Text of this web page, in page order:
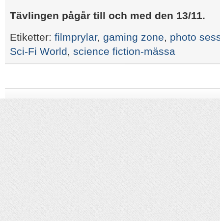
Tävlingen pågår till och med den 13/11.
Etiketter: filmprylar, gaming zone, photo
Sci-Fi World, science fiction-mässa